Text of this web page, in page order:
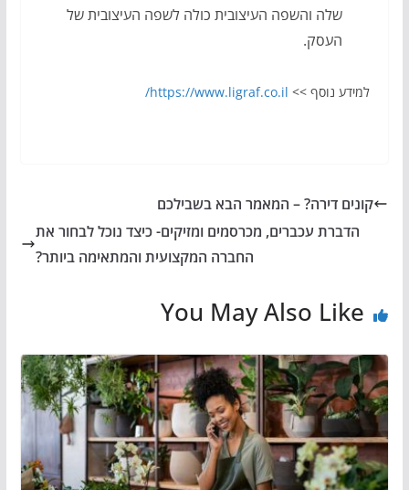
שלה והשפה העיצובית כולה לשפה העיצובית של
העסק.
למידע נוסף >> https://www.ligraf.co.il/
קונים דירה? – המאמר הבא בשבילכם
הדברת עכברים, מכרסמים ומזיקים- כיצד נוכל לבחור את
החברה המקצועית והמתאימה ביותר?
You May Also Like